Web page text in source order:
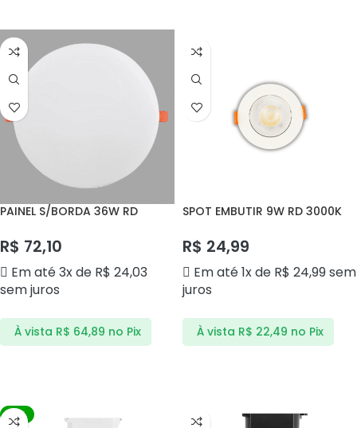
PAINEL S/BORDA 36W RD
ANDELI
R$ 72,10
Em até 3x de R$ 24,03
sem juros
À vista R$ 64,89 no Pix
SPOT EMBUTIR 9W RD 3000K
R$ 24,99
Em até 1x de R$ 24,99sem
juros
À vista R$ 22,49 no Pix
-4%